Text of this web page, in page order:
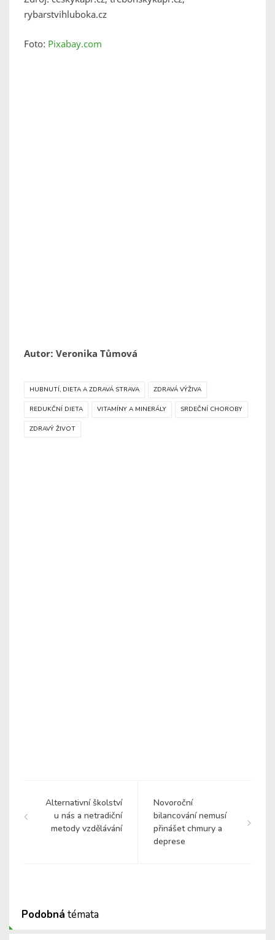
rybarstvihluboka.cz
Foto: Pixabay.com
Autor: Veronika Tůmová
HUBNUTÍ, DIETA A ZDRAVÁ STRAVA ZDRAVÁ VÝŽIVA
REDUKČNÍ DIETA VITAMÍNY A MINERÁLY SRDEČNÍ CHOROBY
ZDRAVÝ ŽIVOT
Alternativní školství
u nás a netradiční
metody vzdělávání
Novoroční
bilancování nemusí
přinášet chmury a
deprese
Podobná témata